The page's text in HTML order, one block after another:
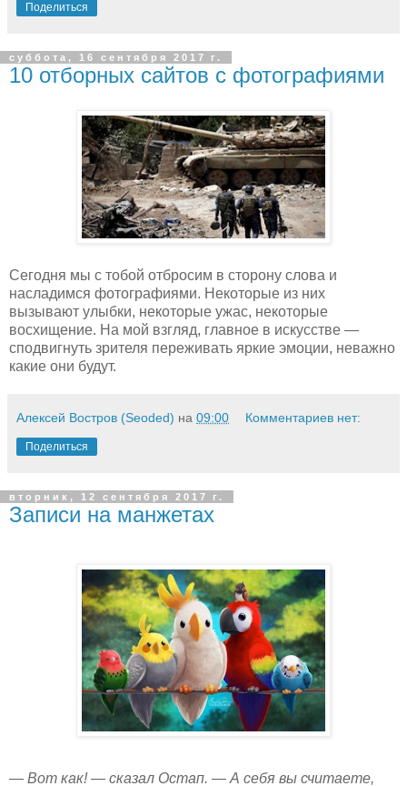
Поделиться
суббота, 16 сентября 2017 г.
10 отборных сайтов с фотографиями
Сегодня мы с тобой отбросим в сторону слова и
насладимся фотографиями. Некоторые из них
вызывают улыбки, некоторые ужас, некоторые
восхищение. На мой взгляд, главное в искусстве —
сподвигнуть зрителя переживать яркие эмоции, неважно
какие они будут.
Алексей Востров (Seoded) на 09:00 Комментариев нет:
Поделиться
вторник, 12 сентября 2017 г.
Записи на манжетах
— Вот как! — сказал Остап. — А себя вы считаете,